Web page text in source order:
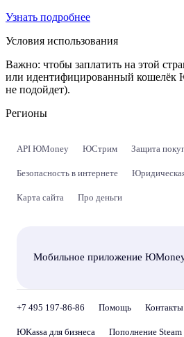
Узнать подробнее
Условия использования
Важно: чтобы заплатить на этой
или идентифицированный
не подойдет).
Регионы
API ЮMoney ЮСтрим Защита
Безопасность в интернете
Карта сайта Про деньги
Мобильное приложение
+7 495 197-86-86 Помощь Контакты
ЮKassa для бизнеса Пополнение Steam